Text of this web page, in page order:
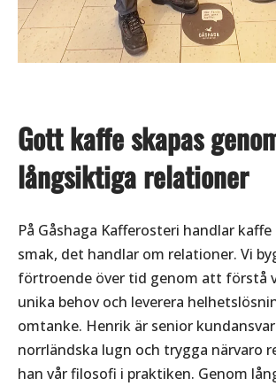
Gott kaffe skapas
långsiktiga relationer
På Gåshaga Kafferosteri handlar
smak, det handlar om relationer. Vi
förtroende över tid genom att förstå
unika behov och leverera
omtanke. Henrik är senior
norrländska lugn och trygga närvaro
han vår filosofi i praktiken. Genom